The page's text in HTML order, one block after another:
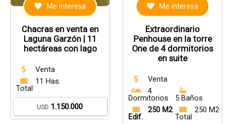
Me interesa
Chacras en venta en
Laguna Garzón | 11
hectáreas con lago
Venta
11 Has.
Total
USD 1.150.000
Me interesa
Extraordinario
Penhouse en la torre
One de 4 dormitorios
en suite
Venta
4
Dormitorios
5 Baños
250 M2
Edif.
250 M2
Total